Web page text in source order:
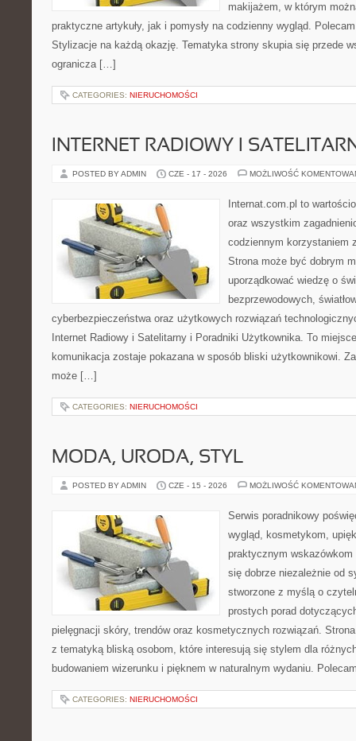
makijażem, w którym
praktyczne artykuły, jak i pomysły na codzienny wygląd.
Stylizacje na każdą okazję. Tematyka strony skupia się przede
ogranicza […]
CATEGORIES: NIERUCHOMOŚCI
INTERNET RADIOWY I
POSTED BY ADMIN CZE - 17 - 2026 MOŻLIWOŚĆ
Internat.com.pl to
oraz wszystkim
codziennym korzystaniem
Strona może być dobrym
uporządkować wiedzę o
bezprzewodowych,
cyberbezpieczeństwa oraz użytkowych rozwiązań
Internet Radiowy i Satelitarny i Poradniki Użytkownika. To
komunikacja zostaje pokazana w sposób bliski użytkownikowi.
może […]
CATEGORIES: NIERUCHOMOŚCI
MODA, URODA, STYL
POSTED BY ADMIN CZE - 15 - 2026 MOŻLIWOŚĆ
Serwis poradnikowy
wygląd, kosmetykom,
praktycznym
się dobrze niezależnie od
stworzone z myślą o
prostych porad
pielęgnacji skóry, trendów oraz kosmetycznych rozwiązań.
z tematyką bliską osobom, które interesują się stylem dla
budowaniem wizerunku i pięknem w naturalnym wydaniu.
CATEGORIES: NIERUCHOMOŚCI